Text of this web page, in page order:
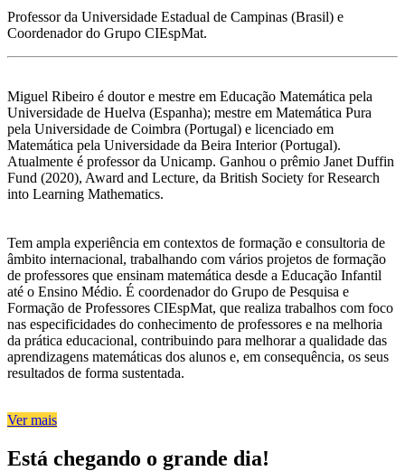
Professor da Universidade Estadual de Campinas (Brasil) e
Coordenador do Grupo CIEspMat.
Miguel Ribeiro é doutor e mestre em Educação Matemática pela
Universidade de Huelva (Espanha); mestre em Matemática Pura
pela Universidade de Coimbra (Portugal) e licenciado em
Matemática pela Universidade da Beira Interior (Portugal).
Atualmente é professor da Unicamp. Ganhou o prêmio Janet Duffin
Fund (2020), Award and Lecture, da British Society for Research
into Learning Mathematics.
Tem ampla experiência em contextos de formação e consultoria de
âmbito internacional, trabalhando com vários projetos de formação
de professores que ensinam matemática desde a Educação Infantil
até o Ensino Médio. É coordenador do Grupo de Pesquisa e
Formação de Professores CIEspMat, que realiza trabalhos com foco
nas especificidades do conhecimento de professores e na melhoria
da prática educacional, contribuindo para melhorar a qualidade das
aprendizagens matemáticas dos alunos e, em consequência, os seus
resultados de forma sustentada.
Ver mais
Está chegando o grande dia!